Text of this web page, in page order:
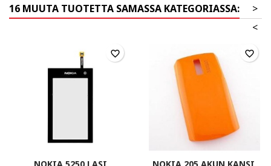
16 MUUTA TUOTETTA SAMASSA KATEGORIASSA:
>
<
favorite_border favorite_border